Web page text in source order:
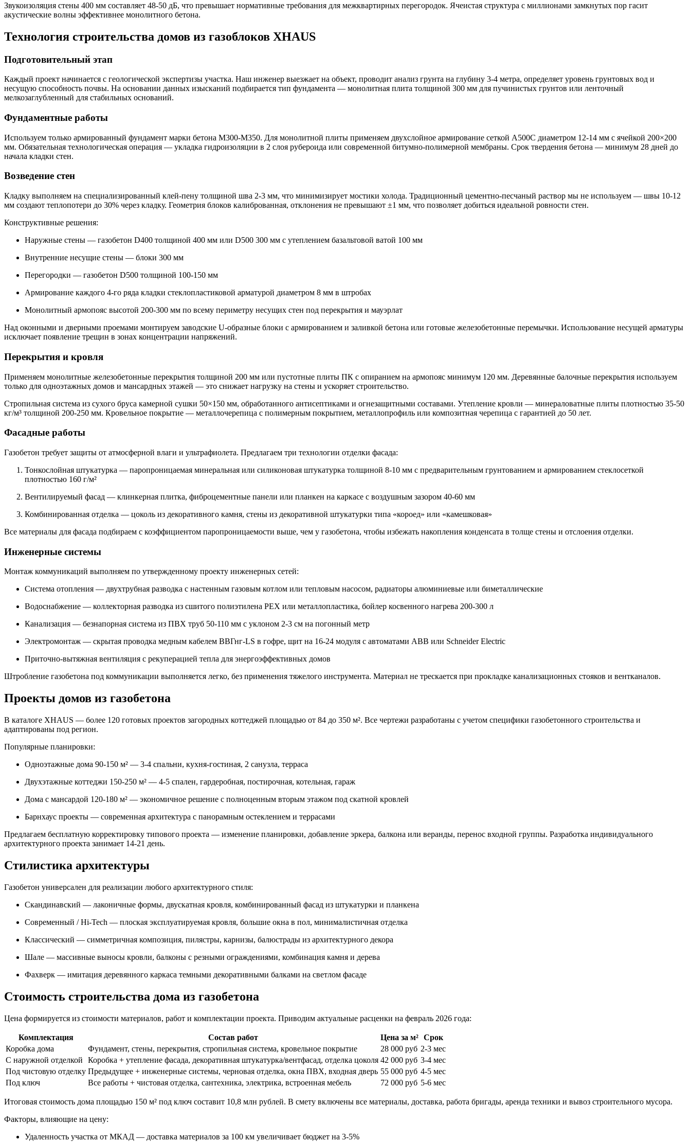
Звукоизоляция стены 400 мм составляет 48-50 дБ, что превышает нормативные требования для межквартирных перегородок. Ячеистая структура с миллионами замкнутых пор гасит
акустические волны эффективнее монолитного бетона.
Технология строительства домов из газоблоков XHAUS
Подготовительный этап
Каждый проект начинается с геологической экспертизы участка. Наш инженер выезжает на объект, проводит анализ грунта на глубину 3-4 метра, определяет уровень грунтовых вод и
несущую способность почвы. На основании данных изысканий подбирается тип фундамента — монолитная плита толщиной 300 мм для пучинистых грунтов или ленточный
мелкозаглубленный для стабильных оснований.
Фундаментные работы
Используем только армированный фундамент марки бетона М300-М350. Для монолитной плиты применяем двухслойное армирование сеткой А500С диаметром 12-14 мм с ячейкой 200×200
мм. Обязательная технологическая операция — укладка гидроизоляции в 2 слоя рубероида или современной битумно-полимерной мембраны. Срок твердения бетона — минимум 28 дней до
начала кладки стен.
Возведение стен
Кладку выполняем на специализированный клей-пену толщиной шва 2-3 мм, что минимизирует мостики холода. Традиционный цементно-песчаный раствор мы не используем — швы 10-12
мм создают теплопотери до 30% через кладку. Геометрия блоков калиброванная, отклонения не превышают ±1 мм, что позволяет добиться идеальной ровности стен.
Конструктивные решения:
Наружные стены — газобетон D400 толщиной 400 мм или D500 300 мм с утеплением базальтовой ватой 100 мм
Внутренние несущие стены — блоки 300 мм
Перегородки — газобетон D500 толщиной 100-150 мм
Армирование каждого 4-го ряда кладки стеклопластиковой арматурой диаметром 8 мм в штробах
Монолитный армопояс высотой 200-300 мм по всему периметру несущих стен под перекрытия и мауэрлат
Над оконными и дверными проемами монтируем заводские U-образные блоки с армированием и заливкой бетона или готовые железобетонные перемычки. Использование несущей арматуры
исключает появление трещин в зонах концентрации напряжений.
Перекрытия и кровля
Применяем монолитные железобетонные перекрытия толщиной 200 мм или пустотные плиты ПК с опиранием на армопояс минимум 120 мм. Деревянные балочные перекрытия используем
только для одноэтажных домов и мансардных этажей — это снижает нагрузку на стены и ускоряет строительство.
Стропильная система из сухого бруса камерной сушки 50×150 мм, обработанного антисептиками и огнезащитными составами. Утепление кровли — минераловатные плиты плотностью 35-50
кг/м³ толщиной 200-250 мм. Кровельное покрытие — металлочерепица с полимерным покрытием, металлопрофиль или композитная черепица с гарантией до 50 лет.
Фасадные работы
Газобетон требует защиты от атмосферной влаги и ультрафиолета. Предлагаем три технологии отделки фасада:
Тонкослойная штукатурка — паропроницаемая минеральная или силиконовая штукатурка толщиной 8-10 мм с предварительным грунтованием и армированием стеклосеткой
плотностью 160 г/м²
Вентилируемый фасад — клинкерная плитка, фиброцементные панели или планкен на каркасе с воздушным зазором 40-60 мм
Комбинированная отделка — цоколь из декоративного камня, стены из декоративной штукатурки типа «короед» или «камешковая»
Все материалы для фасада подбираем с коэффициентом паропроницаемости выше, чем у газобетона, чтобы избежать накопления конденсата в толще стены и отслоения отделки.
Инженерные системы
Монтаж коммуникаций выполняем по утвержденному проекту инженерных сетей:
Система отопления — двухтрубная разводка с настенным газовым котлом или тепловым насосом, радиаторы алюминиевые или биметаллические
Водоснабжение — коллекторная разводка из сшитого полиэтилена PEX или металлопластика, бойлер косвенного нагрева 200-300 л
Канализация — безнапорная система из ПВХ труб 50-110 мм с уклоном 2-3 см на погонный метр
Электромонтаж — скрытая проводка медным кабелем ВВГнг-LS в гофре, щит на 16-24 модуля с автоматами ABB или Schneider Electric
Приточно-вытяжная вентиляция с рекуперацией тепла для энергоэффективных домов
Штробление газобетона под коммуникации выполняется легко, без применения тяжелого инструмента. Материал не трескается при прокладке канализационных стояков и вентканалов.
Проекты домов из газобетона
В каталоге XHAUS — более 120 готовых проектов загородных коттеджей площадью от 84 до 350 м². Все чертежи разработаны с учетом специфики газобетонного строительства и
адаптированы под регион.
Популярные планировки:
Одноэтажные дома 90-150 м² — 3-4 спальни, кухня-гостиная, 2 санузла, терраса
Двухэтажные коттеджи 150-250 м² — 4-5 спален, гардеробная, постирочная, котельная, гараж
Дома с мансардой 120-180 м² — экономичное решение с полноценным вторым этажом под скатной кровлей
Барнхаус проекты — современная архитектура с панорамным остеклением и террасами
Предлагаем бесплатную корректировку типового проекта — изменение планировки, добавление эркера, балкона или веранды, перенос входной группы. Разработка индивидуального
архитектурного проекта занимает 14-21 день.
Стилистика архитектуры
Газобетон универсален для реализации любого архитектурного стиля:
Скандинавский — лаконичные формы, двускатная кровля, комбинированный фасад из штукатурки и планкена
Современный / Hi-Tech — плоская эксплуатируемая кровля, большие окна в пол, минималистичная отделка
Классический — симметричная композиция, пилястры, карнизы, балюстрады из архитектурного декора
Шале — массивные выносы кровли, балконы с резными ограждениями, комбинация камня и дерева
Фахверк — имитация деревянного каркаса темными декоративными балками на светлом фасаде
Стоимость строительства дома из газобетона
Цена формируется из стоимости материалов, работ и комплектации проекта. Приводим актуальные расценки на февраль 2026 года:
Комплектация Состав работ Цена за м² Срок
Коробка дома
Фундамент, стены, перекрытия, стропильная система, кровельное покрытие 28 000 руб 2-3 мес
С наружной отделкой
Коробка + утепление фасада, декоративная штукатурка/вентфасад, отделка цоколя 42 000 руб 3-4 мес
Под чистовую отделку Предыдущее + инженерные системы, черновая отделка, окна ПВХ, входная дверь 55 000 руб 4-5 мес
Под ключ
Все работы + чистовая отделка, сантехника, электрика, встроенная мебель 72 000 руб 5-6 мес
Итоговая стоимость дома площадью 150 м² под ключ составит 10,8 млн рублей. В смету включены все материалы, доставка, работа бригады, аренда техники и вывоз строительного мусора.
Факторы, влияющие на цену:
Удаленность участка от МКАД — доставка материалов за 100 км увеличивает бюджет на 3-5%